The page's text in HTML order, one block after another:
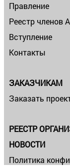
Правление
Реестр членов
Вступление
Контакты
ЗАКАЗЧИКАМ
Заказать
РЕЕСТР
НОВОСТИ
Политика